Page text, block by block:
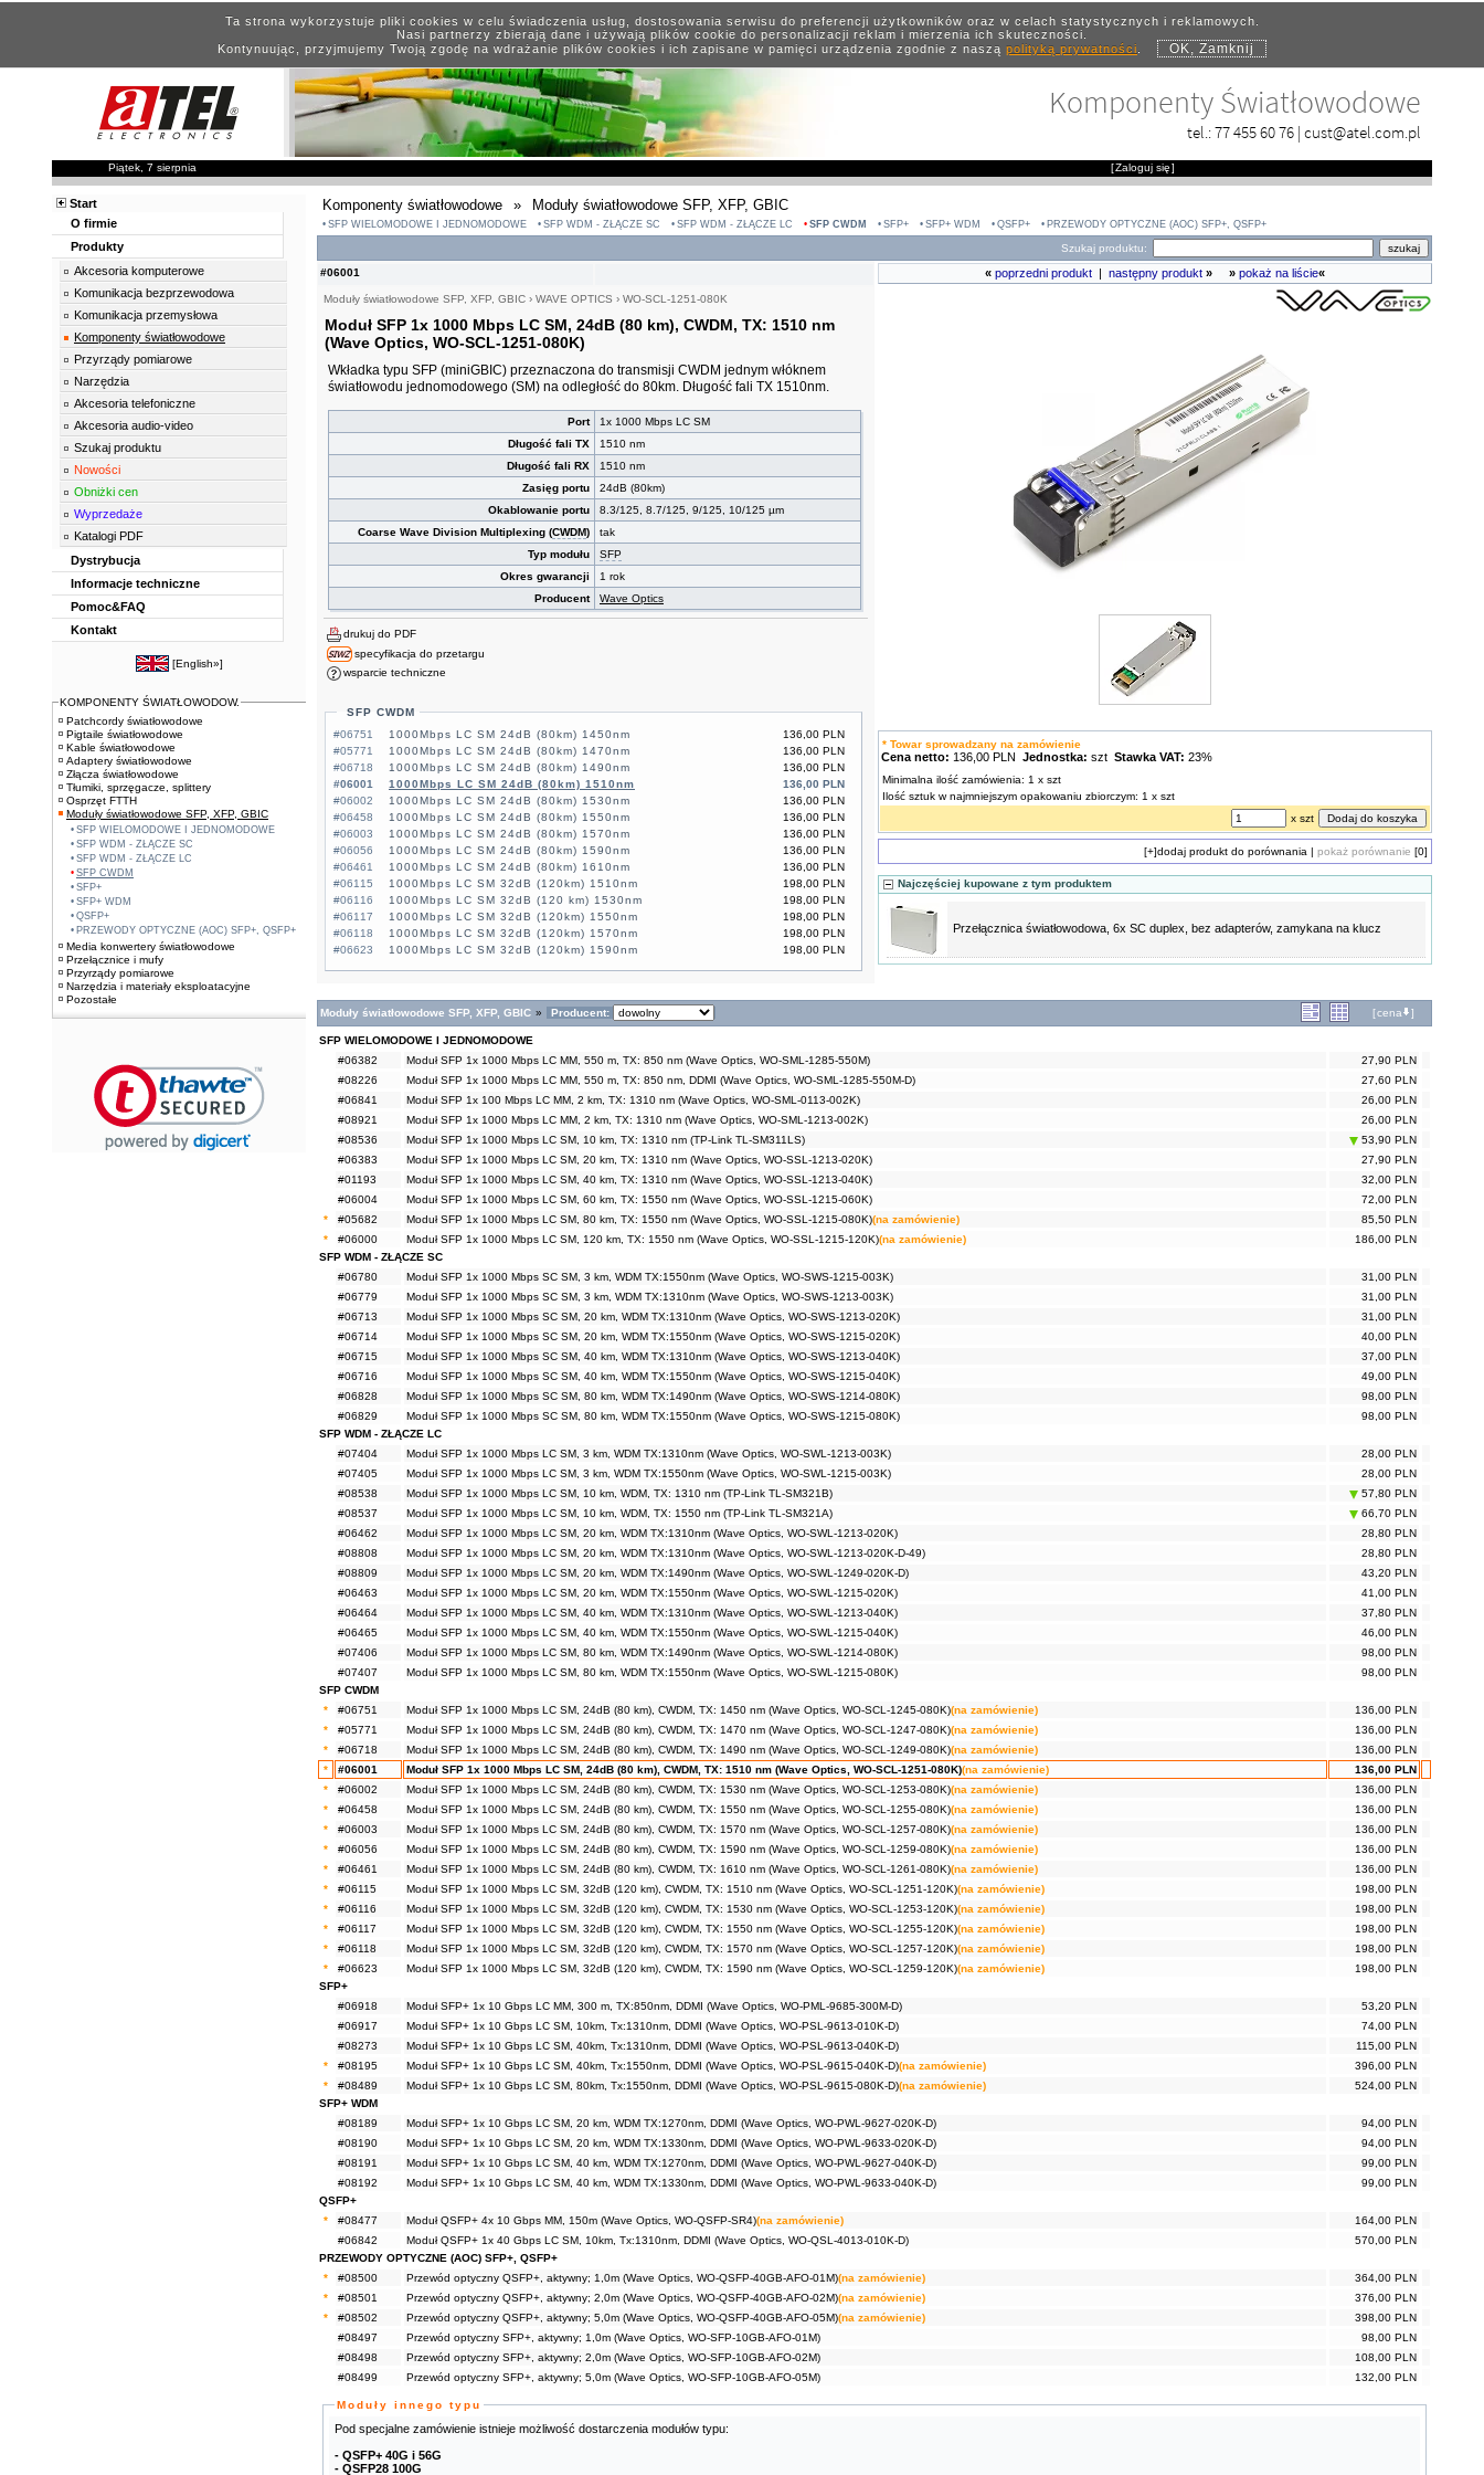
Ta strona wykorzystuje pliki cookies w celu świadczenia usług, dostosowania serwisu do preferencji użytkowników oraz w celach statystycznych i reklamowych.
Nasi partnerzy zbierają dane i używają plików cookie do personalizacji reklam i mierzenia ich skuteczności.
Kontynuując, przyjmujemy Twoją zgodę na wdrażanie plików cookies i ich zapisane w pamięci urządzenia zgodnie z naszą polityką prywatności. OK, Zamknij
Komponenty Światłowodowe
tel.:77 455 60 76 | cust@atel.com.pl
Piątek, 7 sierpnia [Zaloguj się]
Komponenty światłowodowe » Moduły światłowodowe SFP, XFP, GBIC
SFP WIELOMODOWE I JEDNOMODOWE SFP WDM - ZŁĄCZE SC SFP WDM - ZŁĄCZE LC SFP CWDM SFP+ SFP+ WDM QSFP+ PRZEWODY OPTYCZNE (AOC) SFP+, QSFP+
Szukaj produktu:
#06001
Moduły światłowodowe SFP, XFP, GBIC › WAVE OPTICS › WO-SCL-1251-080K
Moduł SFP 1x 1000 Mbps LC SM, 24dB (80 km), CWDM, TX: 1510 nm
(Wave Optics, WO-SCL-1251-080K)
Wkładka typu SFP (miniGBIC) przeznaczona do transmisji CWDM jednym włóknem
światłowodu jednomodowego (SM) na odległość do 80km. Długość fali TX 1510nm.
Port
1x 1000 Mbps LC SM
Długość fali TX
1510 nm
Długość fali RX
1510 nm
Zasięg portu
24dB (80km)
Okablowanie portu
8.3/125, 8.7/125, 9/125, 10/125 µm
Coarse Wave Division Multiplexing (CWDM)
tak
Typ modułu
SFP
Okres gwarancji
1 rok
Producent
Wave Optics
drukuj do PDF
specyfikacja do przetargu
wsparcie techniczne
SFP CWDM
#06751
136,00 PLN
1000Mbps LC SM 24dB (80km) 1450nm
#05771
136,00 PLN
1000Mbps LC SM 24dB (80km) 1470nm
#06718
136,00 PLN
1000Mbps LC SM 24dB (80km) 1490nm
#06001
136,00 PLN
1000Mbps LC SM 24dB (80km) 1510nm
#06002
136,00 PLN
1000Mbps LC SM 24dB (80km) 1530nm
#06458
136,00 PLN
1000Mbps LC SM 24dB (80km) 1550nm
#06003
136,00 PLN
1000Mbps LC SM 24dB (80km) 1570nm
#06056
136,00 PLN
1000Mbps LC SM 24dB (80km) 1590nm
#06461
136,00 PLN
1000Mbps LC SM 24dB (80km) 1610nm
#06115
198,00 PLN
1000Mbps LC SM 32dB (120km) 1510nm
#06116
198,00 PLN
1000Mbps LC SM 32dB (120 km) 1530nm
#06117
198,00 PLN
1000Mbps LC SM 32dB (120km) 1550nm
#06118
198,00 PLN
1000Mbps LC SM 32dB (120km) 1570nm
#06623
198,00 PLN
1000Mbps LC SM 32dB (120km) 1590nm
« poprzedni produkt następny produkt » » pokaż na liście«
* Towar sprowadzany na zamówienie
Cena netto: 136,00 PLN Jednostka: szt Stawka VAT: 23%
Minimalna ilość zamówienia: 1 x szt
Ilość sztuk w najmniejszym opakowaniu zbiorczym: 1 x szt
x szt
[+]dodaj produkt do porównania | pokaż porównanie [0]
Najczęściej kupowane z tym produktem
Przełącznica światłowodowa, 6x SC duplex, bez adapterów, zamykana na klucz
Moduły światłowodowe SFP, XFP, GBIC » Producent: [cena ]
SFP WIELOMODOWE I JEDNOMODOWE
#06382
Moduł SFP 1x 1000 Mbps LC MM, 550 m, TX: 850 nm (Wave Optics, WO-SML-1285-550M)
27,90 PLN
#08226
Moduł SFP 1x 1000 Mbps LC MM, 550 m, TX: 850 nm, DDMI (Wave Optics, WO-SML-1285-550M-D)
27,60 PLN
#06841
Moduł SFP 1x 100 Mbps LC MM, 2 km, TX: 1310 nm (Wave Optics, WO-SML-0113-002K)
26,00 PLN
#08921
Moduł SFP 1x 1000 Mbps LC MM, 2 km, TX: 1310 nm (Wave Optics, WO-SML-1213-002K)
26,00 PLN
#08536
Moduł SFP 1x 1000 Mbps LC SM, 10 km, TX: 1310 nm (TP-Link TL-SM311LS)
53,90 PLN
#06383
Moduł SFP 1x 1000 Mbps LC SM, 20 km, TX: 1310 nm (Wave Optics, WO-SSL-1213-020K)
27,90 PLN
#01193
Moduł SFP 1x 1000 Mbps LC SM, 40 km, TX: 1310 nm (Wave Optics, WO-SSL-1213-040K)
32,00 PLN
#06004
Moduł SFP 1x 1000 Mbps LC SM, 60 km, TX: 1550 nm (Wave Optics, WO-SSL-1215-060K)
72,00 PLN
*
#05682 Moduł SFP 1x 1000 Mbps LC SM, 80 km, TX: 1550 nm (Wave Optics, WO-SSL-1215-080K)(na zamówienie)
85,50 PLN
*
#06000 Moduł SFP 1x 1000 Mbps LC SM, 120 km, TX: 1550 nm (Wave Optics, WO-SSL-1215-120K)(na zamówienie)
186,00 PLN
SFP WDM - ZŁĄCZE SC
#06780
Moduł SFP 1x 1000 Mbps SC SM, 3 km, WDM TX:1550nm (Wave Optics, WO-SWS-1215-003K)
31,00 PLN
#06779
Moduł SFP 1x 1000 Mbps SC SM, 3 km, WDM TX:1310nm (Wave Optics, WO-SWS-1213-003K)
31,00 PLN
#06713
Moduł SFP 1x 1000 Mbps SC SM, 20 km, WDM TX:1310nm (Wave Optics, WO-SWS-1213-020K)
31,00 PLN
#06714
Moduł SFP 1x 1000 Mbps SC SM, 20 km, WDM TX:1550nm (Wave Optics, WO-SWS-1215-020K)
40,00 PLN
#06715
Moduł SFP 1x 1000 Mbps SC SM, 40 km, WDM TX:1310nm (Wave Optics, WO-SWS-1213-040K)
37,00 PLN
#06716
Moduł SFP 1x 1000 Mbps SC SM, 40 km, WDM TX:1550nm (Wave Optics, WO-SWS-1215-040K)
49,00 PLN
#06828
Moduł SFP 1x 1000 Mbps SC SM, 80 km, WDM TX:1490nm (Wave Optics, WO-SWS-1214-080K)
98,00 PLN
#06829
Moduł SFP 1x 1000 Mbps SC SM, 80 km, WDM TX:1550nm (Wave Optics, WO-SWS-1215-080K)
98,00 PLN
SFP WDM - ZŁĄCZE LC
#07404
Moduł SFP 1x 1000 Mbps LC SM, 3 km, WDM TX:1310nm (Wave Optics, WO-SWL-1213-003K)
28,00 PLN
#07405
Moduł SFP 1x 1000 Mbps LC SM, 3 km, WDM TX:1550nm (Wave Optics, WO-SWL-1215-003K)
28,00 PLN
#08538
Moduł SFP 1x 1000 Mbps LC SM, 10 km, WDM, TX: 1310 nm (TP-Link TL-SM321B)
57,80 PLN
#08537
Moduł SFP 1x 1000 Mbps LC SM, 10 km, WDM, TX: 1550 nm (TP-Link TL-SM321A)
66,70 PLN
#06462
Moduł SFP 1x 1000 Mbps LC SM, 20 km, WDM TX:1310nm (Wave Optics, WO-SWL-1213-020K)
28,80 PLN
#08808
Moduł SFP 1x 1000 Mbps LC SM, 20 km, WDM TX:1310nm (Wave Optics, WO-SWL-1213-020K-D-49)
28,80 PLN
#08809
Moduł SFP 1x 1000 Mbps LC SM, 20 km, WDM TX:1490nm (Wave Optics, WO-SWL-1249-020K-D)
43,20 PLN
#06463
Moduł SFP 1x 1000 Mbps LC SM, 20 km, WDM TX:1550nm (Wave Optics, WO-SWL-1215-020K)
41,00 PLN
#06464
Moduł SFP 1x 1000 Mbps LC SM, 40 km, WDM TX:1310nm (Wave Optics, WO-SWL-1213-040K)
37,80 PLN
#06465
Moduł SFP 1x 1000 Mbps LC SM, 40 km, WDM TX:1550nm (Wave Optics, WO-SWL-1215-040K)
46,00 PLN
#07406
Moduł SFP 1x 1000 Mbps LC SM, 80 km, WDM TX:1490nm (Wave Optics, WO-SWL-1214-080K)
98,00 PLN
#07407
Moduł SFP 1x 1000 Mbps LC SM, 80 km, WDM TX:1550nm (Wave Optics, WO-SWL-1215-080K)
98,00 PLN
SFP CWDM
*
#06751 Moduł SFP 1x 1000 Mbps LC SM, 24dB (80 km), CWDM, TX: 1450 nm (Wave Optics, WO-SCL-1245-080K)(na zamówienie)
136,00 PLN
*
#05771 Moduł SFP 1x 1000 Mbps LC SM, 24dB (80 km), CWDM, TX: 1470 nm (Wave Optics, WO-SCL-1247-080K)(na zamówienie)
136,00 PLN
*
#06718 Moduł SFP 1x 1000 Mbps LC SM, 24dB (80 km), CWDM, TX: 1490 nm (Wave Optics, WO-SCL-1249-080K)(na zamówienie)
136,00 PLN
*
#06001 Moduł SFP 1x 1000 Mbps LC SM, 24dB (80 km), CWDM, TX: 1510 nm (Wave Optics, WO-SCL-1251-080K)(na zamówienie)
136,00 PLN
*
#06002 Moduł SFP 1x 1000 Mbps LC SM, 24dB (80 km), CWDM, TX: 1530 nm (Wave Optics, WO-SCL-1253-080K)(na zamówienie)
136,00 PLN
*
#06458 Moduł SFP 1x 1000 Mbps LC SM, 24dB (80 km), CWDM, TX: 1550 nm (Wave Optics, WO-SCL-1255-080K)(na zamówienie)
136,00 PLN
*
#06003 Moduł SFP 1x 1000 Mbps LC SM, 24dB (80 km), CWDM, TX: 1570 nm (Wave Optics, WO-SCL-1257-080K)(na zamówienie)
136,00 PLN
*
#06056 Moduł SFP 1x 1000 Mbps LC SM, 24dB (80 km), CWDM, TX: 1590 nm (Wave Optics, WO-SCL-1259-080K)(na zamówienie)
136,00 PLN
*
#06461 Moduł SFP 1x 1000 Mbps LC SM, 24dB (80 km), CWDM, TX: 1610 nm (Wave Optics, WO-SCL-1261-080K)(na zamówienie)
136,00 PLN
*
#06115 Moduł SFP 1x 1000 Mbps LC SM, 32dB (120 km), CWDM, TX: 1510 nm (Wave Optics, WO-SCL-1251-120K)(na zamówienie)
198,00 PLN
*
#06116 Moduł SFP 1x 1000 Mbps LC SM, 32dB (120 km), CWDM, TX: 1530 nm (Wave Optics, WO-SCL-1253-120K)(na zamówienie)
198,00 PLN
*
#06117 Moduł SFP 1x 1000 Mbps LC SM, 32dB (120 km), CWDM, TX: 1550 nm (Wave Optics, WO-SCL-1255-120K)(na zamówienie)
198,00 PLN
*
#06118 Moduł SFP 1x 1000 Mbps LC SM, 32dB (120 km), CWDM, TX: 1570 nm (Wave Optics, WO-SCL-1257-120K)(na zamówienie)
198,00 PLN
*
#06623 Moduł SFP 1x 1000 Mbps LC SM, 32dB (120 km), CWDM, TX: 1590 nm (Wave Optics, WO-SCL-1259-120K)(na zamówienie)
198,00 PLN
SFP+
#06918
Moduł SFP+ 1x 10 Gbps LC MM, 300 m, TX:850nm, DDMI (Wave Optics, WO-PML-9685-300M-D)
53,20 PLN
#06917
Moduł SFP+ 1x 10 Gbps LC SM, 10km, Tx:1310nm, DDMI (Wave Optics, WO-PSL-9613-010K-D)
74,00 PLN
#08273
Moduł SFP+ 1x 10 Gbps LC SM, 40km, Tx:1310nm, DDMI (Wave Optics, WO-PSL-9613-040K-D)
115,00 PLN
*
#08195 Moduł SFP+ 1x 10 Gbps LC SM, 40km, Tx:1550nm, DDMI (Wave Optics, WO-PSL-9615-040K-D)(na zamówienie)
396,00 PLN
*
#08489 Moduł SFP+ 1x 10 Gbps LC SM, 80km, Tx:1550nm, DDMI (Wave Optics, WO-PSL-9615-080K-D)(na zamówienie)
524,00 PLN
SFP+ WDM
#08189
Moduł SFP+ 1x 10 Gbps LC SM, 20 km, WDM TX:1270nm, DDMI (Wave Optics, WO-PWL-9627-020K-D)
94,00 PLN
#08190
Moduł SFP+ 1x 10 Gbps LC SM, 20 km, WDM TX:1330nm, DDMI (Wave Optics, WO-PWL-9633-020K-D)
94,00 PLN
#08191
Moduł SFP+ 1x 10 Gbps LC SM, 40 km, WDM TX:1270nm, DDMI (Wave Optics, WO-PWL-9627-040K-D)
99,00 PLN
#08192
Moduł SFP+ 1x 10 Gbps LC SM, 40 km, WDM TX:1330nm, DDMI (Wave Optics, WO-PWL-9633-040K-D)
99,00 PLN
QSFP+
*
#08477 Moduł QSFP+ 4x 10 Gbps MM, 150m (Wave Optics, WO-QSFP-SR4)(na zamówienie)
164,00 PLN
#06842
Moduł QSFP+ 1x 40 Gbps LC SM, 10km, Tx:1310nm, DDMI (Wave Optics, WO-QSL-4013-010K-D)
570,00 PLN
PRZEWODY OPTYCZNE (AOC) SFP+, QSFP+
*
#08500 Przewód optyczny QSFP+, aktywny; 1,0m (Wave Optics, WO-QSFP-40GB-AFO-01M)(na zamówienie)
364,00 PLN
*
#08501 Przewód optyczny QSFP+, aktywny; 2,0m (Wave Optics, WO-QSFP-40GB-AFO-02M)(na zamówienie)
376,00 PLN
*
#08502 Przewód optyczny QSFP+, aktywny; 5,0m (Wave Optics, WO-QSFP-40GB-AFO-05M)(na zamówienie)
398,00 PLN
#08497
Przewód optyczny SFP+, aktywny; 1,0m (Wave Optics, WO-SFP-10GB-AFO-01M)
98,00 PLN
#08498
Przewód optyczny SFP+, aktywny; 2,0m (Wave Optics, WO-SFP-10GB-AFO-02M)
108,00 PLN
#08499
Przewód optyczny SFP+, aktywny; 5,0m (Wave Optics, WO-SFP-10GB-AFO-05M) 132,00 PLN
Moduły innego typu
Pod specjalne zamówienie istnieje możliwość dostarczenia modułów typu:
- QSFP+ 40G i 56G
- QSFP28 100G
Start
O firmie
Produkty
Akcesoria komputerowe
Komunikacja bezprzewodowa
Komunikacja przemysłowa
Komponenty światłowodowe
Przyrządy pomiarowe
Narzędzia
Akcesoria telefoniczne
Akcesoria audio-video
Szukaj produktu
Nowości
Obniżki cen
Wyprzedaże
Katalogi PDF
Dystrybucja
Informacje techniczne
Pomoc&FAQ
Kontakt
[English»]
KOMPONENTY ŚWIATŁOWODOW.
Patchcordy światłowodowe
Pigtaile światłowodowe
Kable światłowodowe
Adaptery światłowodowe
Złącza światłowodowe
Tłumiki, sprzęgacze, splittery
Osprzęt FTTH
Moduły światłowodowe SFP, XFP, GBIC
SFP WIELOMODOWE I JEDNOMODOWE
SFP WDM - ZŁĄCZE SC
SFP WDM - ZŁĄCZE LC
SFP CWDM
SFP+
SFP+ WDM
QSFP+
PRZEWODY OPTYCZNE (AOC) SFP+, QSFP+
Media konwertery światłowodowe
Przełącznice i mufy
Przyrządy pomiarowe
Narzędzia i materiały eksploatacyjne
Pozostałe